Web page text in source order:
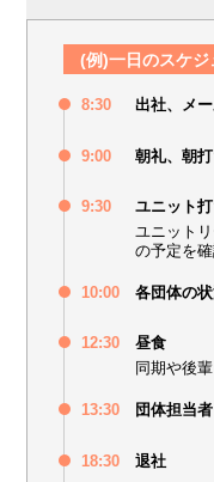
(例)一日のスケジ
8:30 出社、メ
9:00 朝礼、朝
9:30
ユニット
ユニット
の予定を
10:00 各団体の
12:30
昼食
同期や後
13:30 団体担当
18:30 退社